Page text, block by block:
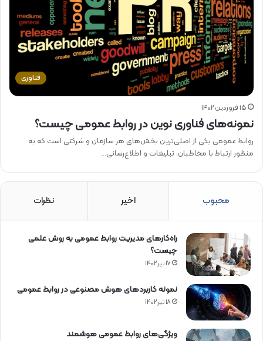
فناوری
15 فروردین 1402
نمونه‌های فناوری‌ نوین در روابط عمومی چیست؟
روابط عمومی یکی از اصلی‌ترین بخش‌های هر سازمان و شرکتی است که به
منظور ارتباط با مخاطبان، تبلیغات و اطلاع‌رسانی…
محبوب اخیر نظرات
راه‌کارهای مدیریت روابط عمومی به روش علمی
چیست؟
17 تیر 1402
نمونه کاربردهای هوش مصنوعی در روابط عمومی
18 تیر 1402
ویژگی‌های روابط عمومی هوشمند